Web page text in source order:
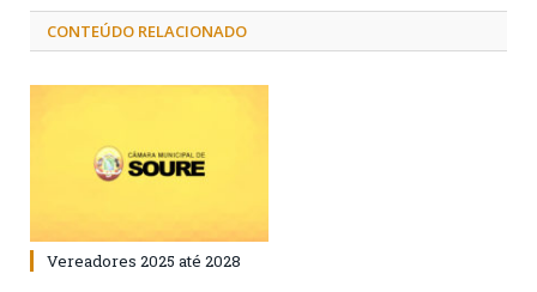
CONTEÚDO RELACIONADO
Vereadores 2025 até 2028